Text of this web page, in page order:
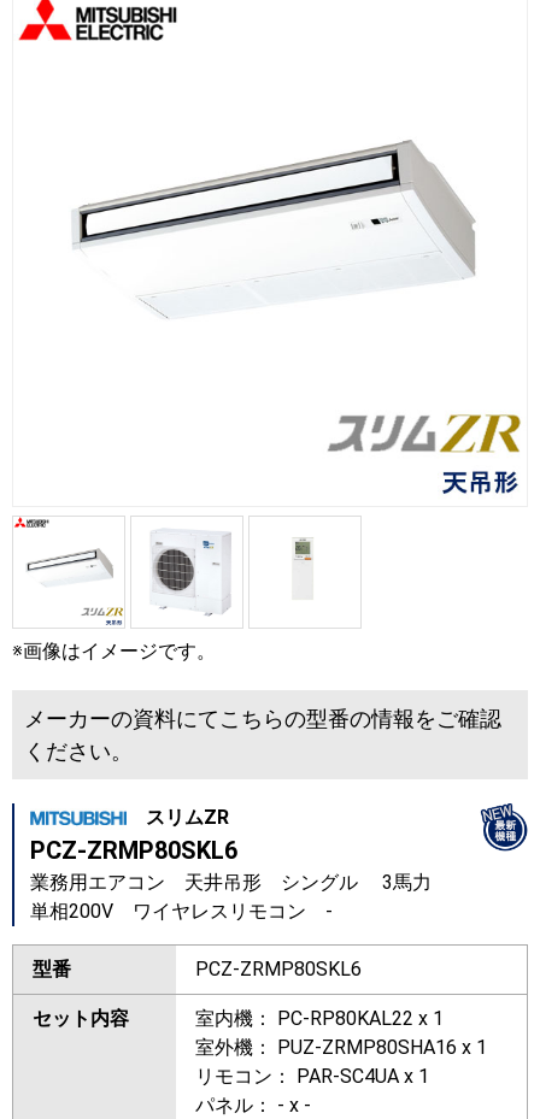
※画像はイメージです。
メーカーの資料にてこちらの型番の情報をご確認
ください。
スリムZR
PCZ-ZRMP80SKL6
業務用エアコン 天井吊形 シングル 3馬力
単相200V ワイヤレスリモコン -
型番 PCZ-ZRMP80SKL6
セット内容
室内機： PC-RP80KAL22 x 1
室外機： PUZ-ZRMP80SHA16 x 1
リモコン： PAR-SC4UA x 1
パネル： - x -